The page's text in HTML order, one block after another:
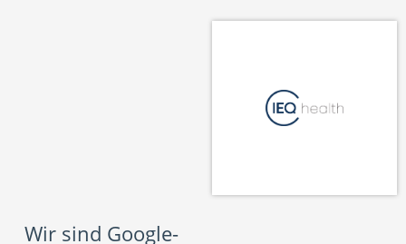
Wir sind Google-